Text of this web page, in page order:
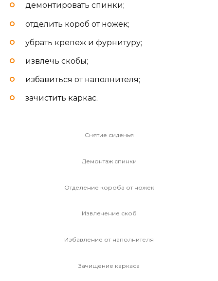
демонтировать спинки;
отделить короб от ножек;
убрать крепеж и фурнитуру;
извлечь скобы;
избавиться от наполнителя;
зачистить каркас.
Снятие сиденья
Демонтаж спинки
Отделение короба от ножек
Извлечение скоб
Избавление от наполнителя
Зачищение каркаса